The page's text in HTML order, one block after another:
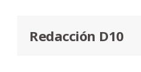
Redacción D10